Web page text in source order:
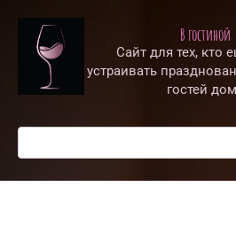
контенту
В гостиной
Сайт для тех, кто
устраивать
гостей
Поиск: